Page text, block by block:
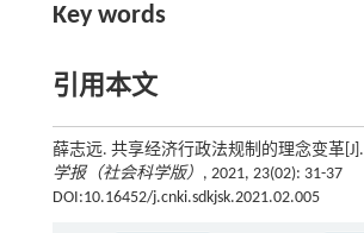
Key words
引用本文
薛志远. 共享经济行政法规制的理念变革[J].
学报（社会科学版） , 2021, 23(02): 31-37
DOI:10.16452/j.cnki.sdkjsk.2021.02.005